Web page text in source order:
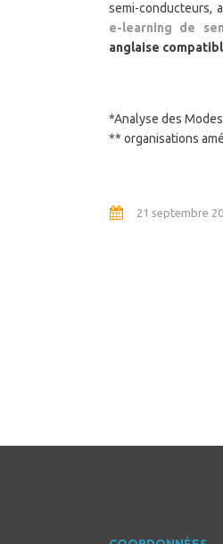
semi-conducteurs,
e-learning de
anglaise
*Analyse des
** organisations
21 septembre